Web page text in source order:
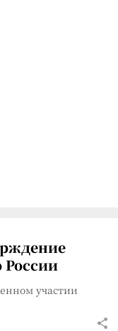
России
участии